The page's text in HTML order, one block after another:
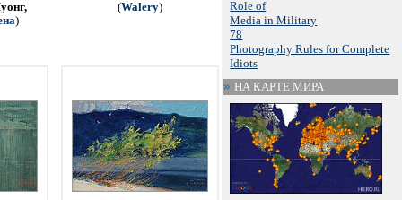
)
(Walery)
Role of
Media in Military
78
Photography Rules for Complete
Idiots
НА КАРТЕ МИРА